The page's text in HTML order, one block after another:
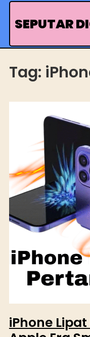
Skip
SEPUTAR
Tag:
iPhone